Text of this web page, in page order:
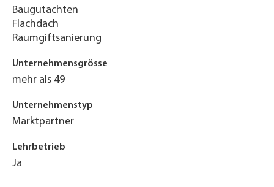
Baugutachten
Flachdach
Raumgiftsanierung
Unternehmensgrösse
mehr als 49
Unternehmenstyp
Marktpartner
Lehrbetrieb
Ja